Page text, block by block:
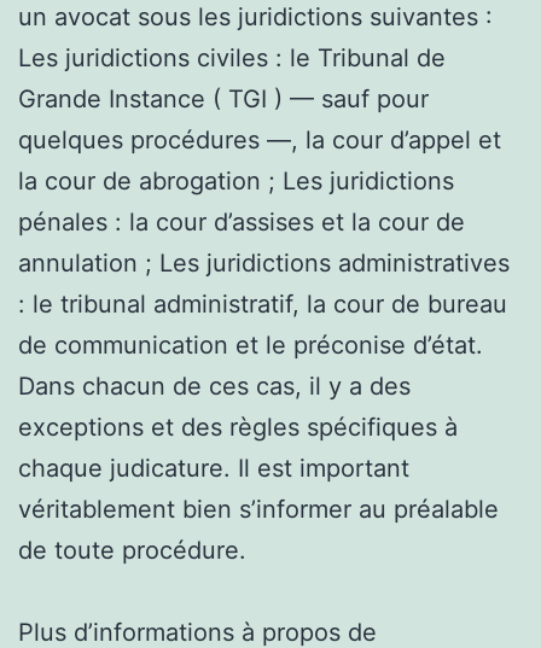
un avocat sous les juridictions suivantes :
Les juridictions civiles : le Tribunal de
Grande Instance ( TGI ) — sauf pour
quelques procédures —, la cour d’appel et
la cour de abrogation ; Les juridictions
pénales : la cour d’assises et la cour de
annulation ; Les juridictions administratives
: le tribunal administratif, la cour de bureau
de communication et le préconise d’état.
Dans chacun de ces cas, il y a des
exceptions et des règles spécifiques à
chaque judicature. Il est important
véritablement bien s’informer au préalable
de toute procédure.
Plus d’informations à propos de